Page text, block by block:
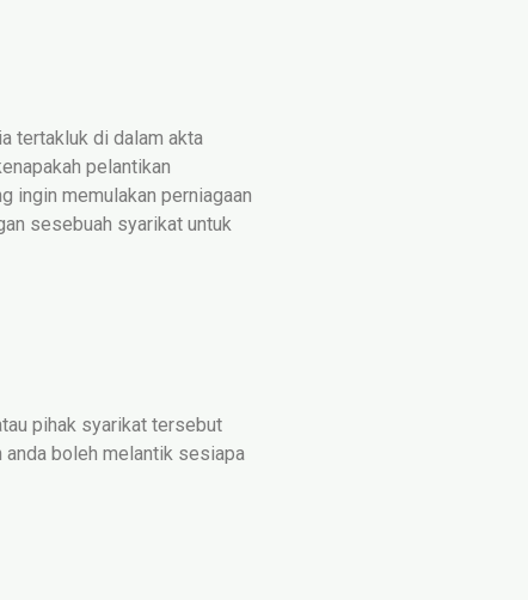
tertakluk di dalam akta
pelantikan
ingin memulakan perniagaan
sesebuah syarikat untuk
pihak syarikat tersebut
anda boleh melantik sesiapa